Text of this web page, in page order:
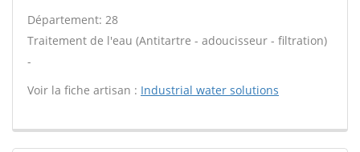
Département: 28
Traitement de l'eau (Antitartre - adoucisseur - filtration)
-
Voir la fiche artisan : Industrial water solutions